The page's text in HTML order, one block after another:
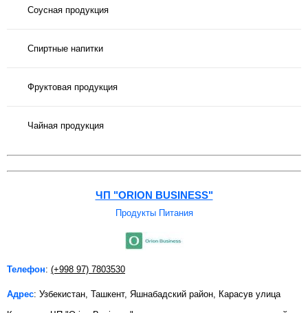
Соусная продукция
Спиртные напитки
Фруктовая продукция
Чайная продукция
ЧП "ORION BUSINESS"
Продукты Питания
Телефон: (+998 97) 7803530
Адрес: Узбекистан, Ташкент, Яшнабадский район, Карасув улица